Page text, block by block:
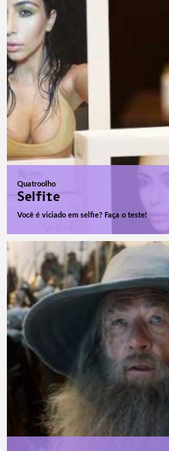
Quatroolho
Selfite
Você é viciado em selfie? Faça o teste!